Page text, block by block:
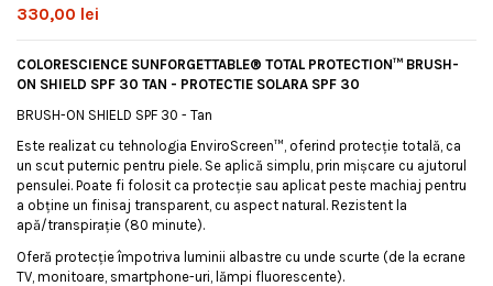
330,00 lei
COLORESCIENCE SUNFORGETTABLE® TOTAL PROTECTION™ BRUSH-
ON SHIELD SPF 30 TAN - PROTECTIE SOLARA SPF 30
BRUSH-ON SHIELD SPF 30 - Tan
Este realizat cu tehnologia EnviroScreen™, oferind protecție totală, ca
un scut puternic pentru piele. Se aplică simplu, prin mișcare cu ajutorul
pensulei. Poate fi folosit ca protecție sau aplicat peste machiaj pentru
a obține un finisaj transparent, cu aspect natural. Rezistent la
apă/transpirație (80 minute).
Oferă protecție împotriva luminii albastre cu unde scurte (de la ecrane
TV, monitoare, smartphone-uri, lămpi fluorescente).